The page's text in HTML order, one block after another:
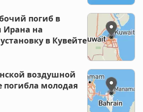
погиб в
Ирана на
в Кувейте
воздушной
погибла молодая